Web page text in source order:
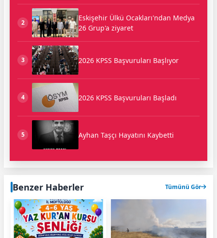
2
Eskişehir Ülkü Ocakları'ndan Medya
26 Grup'a ziyaret
3 2026 KPSS Başvuruları Başlıyor
4 2026 KPSS Başvuruları Başladı
5 Ayhan Taşçı Hayatını Kaybetti
Benzer Haberler Tümünü Gör